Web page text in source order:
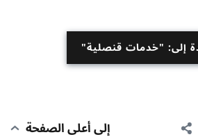
إلى: "خدمات قنصلية"
إلى أعلى الصفحة